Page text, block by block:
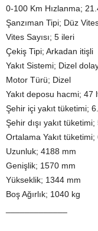
0-100 Km Hızlanma;
Şanzıman Tipi; Düz
Vites Sayısı; 5 ileri
Çekiş Tipi; Arkadan itişli
Yakıt Sistemi; Dizel
Motor Türü; Dizel
Yakıt deposu hacmi; 47
Şehir içi yakıt tüketimi;
Şehir dışı yakıt
Ortalama Yakıt
Uzunluk; 4188 mm
Genişlik; 1570 mm
Yükseklik; 1344 mm
Boş Ağırlık; 1040 kg